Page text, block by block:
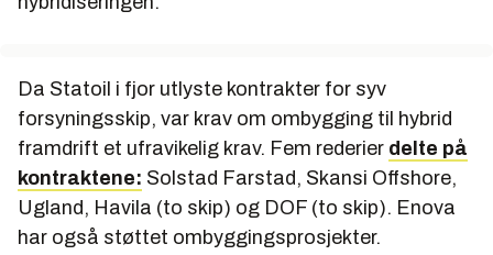
Da Statoil i fjor utlyste kontrakter for syv
forsyningsskip, var krav om ombygging til hybrid
framdrift et ufravikelig krav. Fem rederier delte på
kontraktene: Solstad Farstad, Skansi Offshore,
Ugland, Havila (to skip) og DOF (to skip). Enova
har også støttet ombyggingsprosjekter.